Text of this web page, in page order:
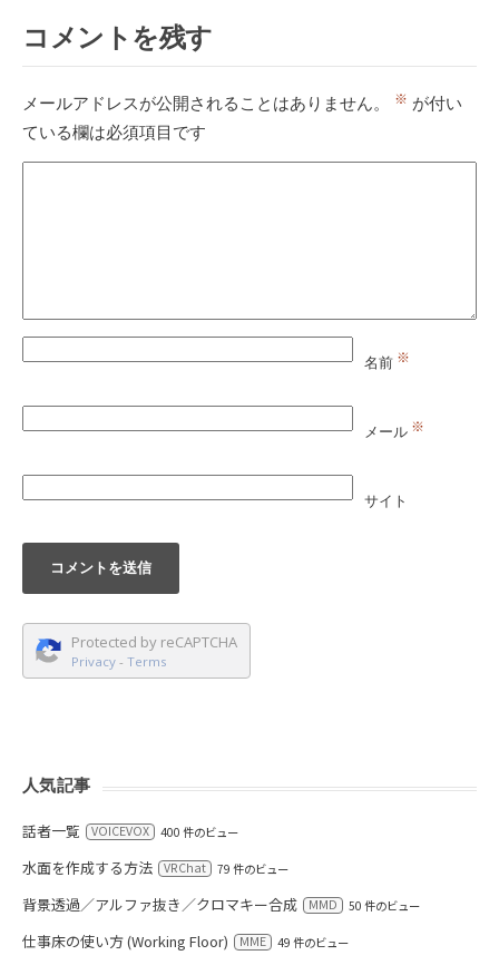
コメントを残す
メールアドレスが公開されることはありません。 ※ が付い
ている欄は必須項目です
名前 ※
メール ※
サイト
Protected by reCAPTCHA
Privacy - Terms
人気記事
話者一覧 VOICEVOX 400 件のビュー
水面を作成する方法 VRChat 79 件のビュー
背景透過／アルファ抜き／クロマキー合成 MMD 50 件のビュー
仕事床の使い方 (Working Floor) MME 49 件のビュー